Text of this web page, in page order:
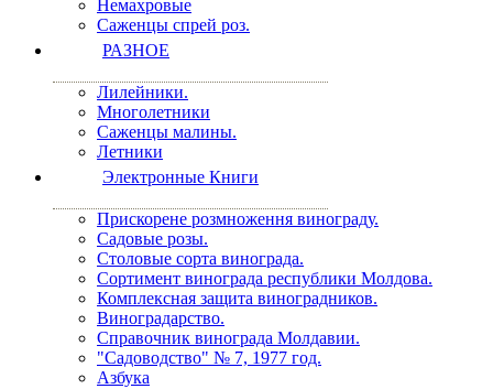
Немахровые
Саженцы спрей роз.
РАЗНОЕ
Лилейники.
Многолетники
Саженцы малины.
Летники
Электронные Книги
Прискорене розмноження винограду.
Садовые розы.
Столовые сорта винограда.
Сортимент винограда республики Молдова.
Комплексная защита виноградников.
Виноградарство.
Справочник винограда Молдавии.
"Садоводство" № 7, 1977 год.
Азбука